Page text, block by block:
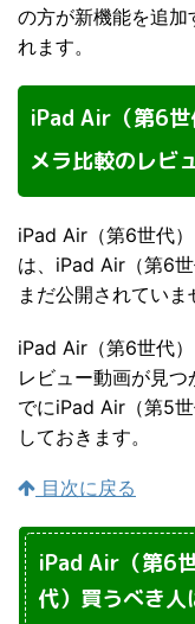
の方が新機能を追加
れます。
iPad Air（第6
メラ比較のレビ
iPad Air（第6世代
は、iPad Air（第6世
まだ公開されていま
iPad Air（第6世代
レビュー動画が見
でにiPad Air（第5
しておきます。
目次に戻る
iPad Air（第6
代）買うべき人